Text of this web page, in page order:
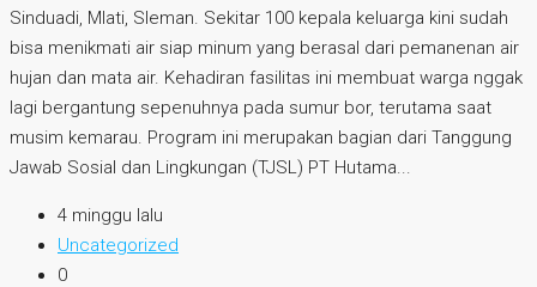
Sinduadi, Mlati, Sleman. Sekitar 100 kepala keluarga kini sudah
bisa menikmati air siap minum yang berasal dari pemanenan air
hujan dan mata air. Kehadiran fasilitas ini membuat warga nggak
lagi bergantung sepenuhnya pada sumur bor, terutama saat
musim kemarau. Program ini merupakan bagian dari Tanggung
Jawab Sosial dan Lingkungan (TJSL) PT Hutama...
4 minggu lalu
Uncategorized
0